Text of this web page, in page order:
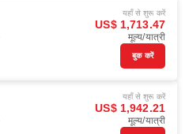
यहाँ से शुरू करें
US$ 1,713.47
मूल्य/यात्री
बुक करें
यहाँ से शुरू करें
US$ 1,942.21
मूल्य/यात्री